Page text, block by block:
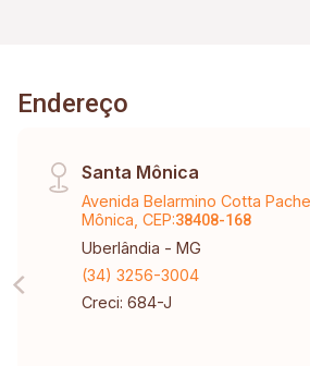
Endereço
Santa Mônica
Avenida Belarmino Cotta
Mônica, CEP:38408-168
Uberlândia - MG
(34) 3256-3004
Creci: 684-J